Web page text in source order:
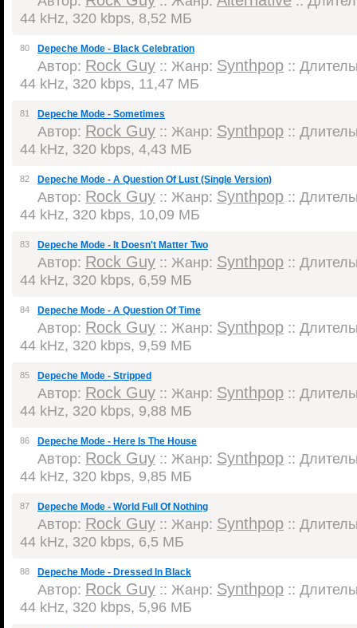
44 kHz, 320 kbps, 8,52 МБ
80 Depeche Mode - Black Celebration
Автор: Rock Guy :: Жанр: Synthpop ::
44 kHz, 320 kbps, 11,47 МБ
81 Depeche Mode - Sometimes
Автор: Rock Guy :: Жанр: Synthpop ::
44 kHz, 320 kbps, 4,43 МБ
82 Depeche Mode - A Question Of Lust (Single Version)
Автор: Rock Guy :: Жанр: Synthpop ::
44 kHz, 320 kbps, 10,09 МБ
83 Depeche Mode - It Doesn't Matter Two
Автор: Rock Guy :: Жанр: Synthpop ::
44 kHz, 320 kbps, 6,59 МБ
84 Depeche Mode - A Question Of Time
Автор: Rock Guy :: Жанр: Synthpop ::
44 kHz, 320 kbps, 9,59 МБ
85 Depeche Mode - Stripped
Автор: Rock Guy :: Жанр: Synthpop ::
44 kHz, 320 kbps, 9,88 МБ
86 Depeche Mode - Here Is The House
Автор: Rock Guy :: Жанр: Synthpop ::
44 kHz, 320 kbps, 9,85 МБ
87 Depeche Mode - World Full Of Nothing
Автор: Rock Guy :: Жанр: Synthpop ::
44 kHz, 320 kbps, 6,5 МБ
88 Depeche Mode - Dressed In Black
Автор: Rock Guy :: Жанр: Synthpop ::
44 kHz, 320 kbps, 5,96 МБ